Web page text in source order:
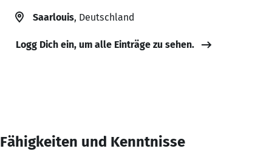
Saarlouis, Deutschland
Logg Dich ein, um alle Einträge zu sehen.
Fähigkeiten und Kenntnisse